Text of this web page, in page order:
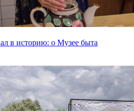
в историю: о Музее быта